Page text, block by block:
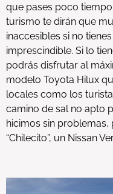
que pases poco
turismo te dirán que
inaccesibles si no
imprescindible. Si lo
podrás disfrutar al
modelo Toyota Hilux
locales como los
camino de sal no apto
hicimos sin
“Chilecito”, un Nissan